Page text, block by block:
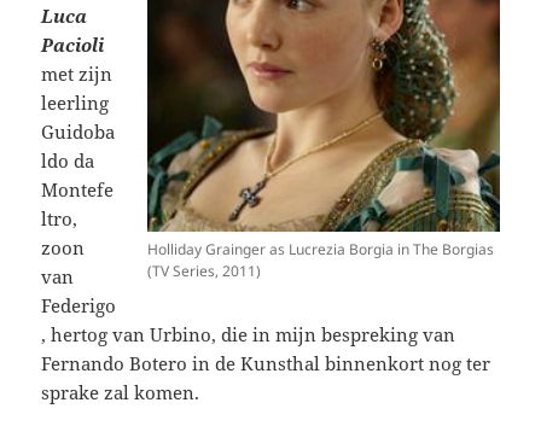
Holliday Grainger as Lucrezia Borgia in The Borgias
(TV Series, 2011)
Luca
Pacioli
met zijn
leerling
Guidoba
ldo da
Montefe
ltro,
zoon
van
Federigo
, hertog van Urbino, die in mijn bespreking van
Fernando Botero in de Kunsthal binnenkort nog ter
sprake zal komen.